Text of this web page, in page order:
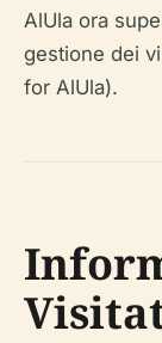
AlUla ora
gestione dei
for AlUla).